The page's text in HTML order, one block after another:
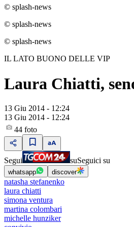
© splash-news
© splash-news
© splash-news
IL LATO BUONO DELLE VIP
Laura Chiatti,
13 Giu 2014 - 12:24
13 Giu 2014 - 12:24
44 foto
Segui suSeguici su
whatsapp discover
natasha stefanenko
laura chiatti
simona ventura
martina colombari
michelle hunziker